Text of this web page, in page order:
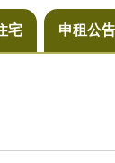
宅 申租公告